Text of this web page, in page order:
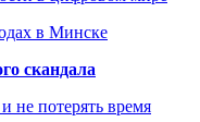
в Минске
скандала
не потерять время